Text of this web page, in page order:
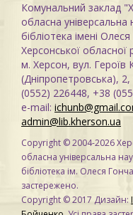
Комунальний заклад
обласна універсальна
бібліотека імені
Херсонської обласної
м. Херсон, вул. Героїв
(Дніпропетровська),
(0552) 226448, +38
e-mail:
admin@lib.kherson.ua
Copyright © 2004-2026
обласна універсальна
бібліотека ім. Олеся
застережено.
Copyright © 2017 Дизайн: